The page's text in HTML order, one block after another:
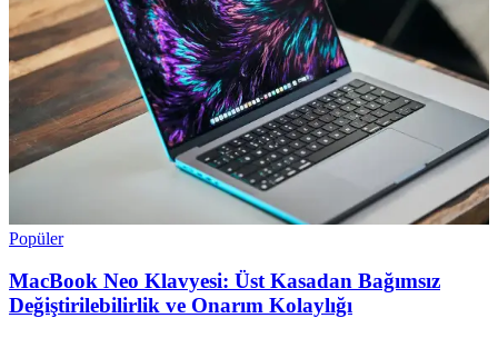
Popüler
MacBook Neo Klavyesi: Üst Kasadan Bağımsız
Değiştirilebilirlik ve Onarım Kolaylığı